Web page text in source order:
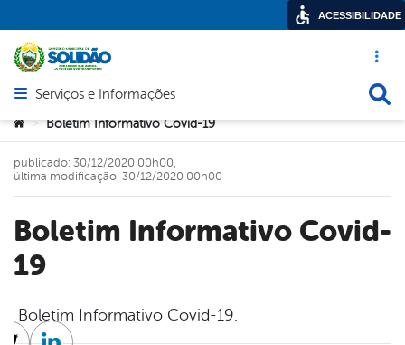
Acesso
Abrir menu principal de navegação
Serviços e Informações
Você está aqui:
> Boletim Informativo Covid-19
Boletim Informativo Covid-
19
publicado: 30/12/2020 00h00,
última modificação: 30/12/2020 00h00
Boletim Informativo Covid-19.
ACESSIBILIDADE